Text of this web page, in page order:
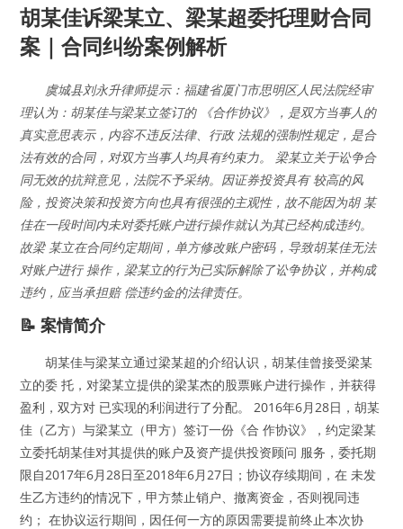
胡某佳诉梁某立、梁某超委托理财合同
案｜合同纠纷案例解析
虞城县刘永升律师提示：福建省厦门市思明区人民法院经审
理认为：胡某佳与梁某立签订的 《合作协议》，是双方当事人的
真实意思表示，内容不违反法律、行政 法规的强制性规定，是合
法有效的合同，对双方当事人均具有约束力。 梁某立关于讼争合
同无效的抗辩意见，法院不予采纳。因证券投资具有 较高的风
险，投资决策和投资方向也具有很强的主观性，故不能因为胡 某
佳在一段时间内未对委托账户进行操作就认为其已经构成违约。
故梁 某立在合同约定期间，单方修改账户密码，导致胡某佳无法
对账户进行 操作，梁某立的行为已实际解除了讼争协议，并构成
违约，应当承担赔 偿违约金的法律责任。
📝 案情简介
胡某佳与梁某立通过梁某超的介绍认识，胡某佳曾接受梁某
立的委 托，对梁某立提供的梁某杰的股票账户进行操作，并获得
盈利，双方对 已实现的利润进行了分配。 2016年6月28日，胡某
佳（乙方）与梁某立（甲方）签订一份《合 作协议》，约定梁某
立委托胡某佳对其提供的账户及资产提供投资顾问 服务，委托期
限自2017年6月28日至2018年6月27日；协议存续期间，在 未发
生乙方违约的情况下，甲方禁止销户、撤离资金，否则视同违
约； 在协议运行期间，因任何一方的原因需要提前终止本次协